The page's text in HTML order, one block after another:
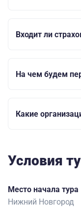
Входит ли
На чем будем
Какие
Условия
Место начала тура
Нижний Новгород